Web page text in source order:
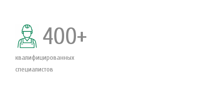
400+
квалифицированных
специалистов